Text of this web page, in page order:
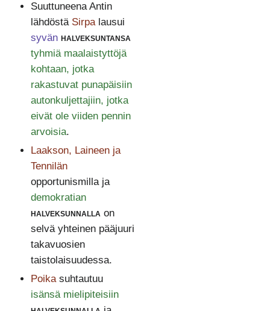
Suuttuneena Antin
lähdöstä Sirpalausui
syvän halveksuntansa
tyhmiä maalaistyttöjä
kohtaan, jotka
rakastuvat punapäisiin
autonkuljettajiin, jotka
eivät ole viiden pennin
arvoisia.
Laakson, Laineen ja
Tennilän
opportunismilla ja
demokratian
halveksunnallaon
selvä yhteinen pääjuuri
takavuosien
taistolaisuudessa.
Poikasuhtautuu
isänsä mielipiteisiin